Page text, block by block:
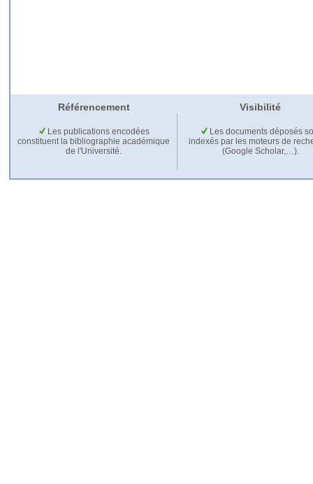
Référencement Visibilité
Les publications encodées
constituent la bibliographie académique
de l'Université.
Les documents déposés
indexés par les moteurs de
(Google Scholar,…).